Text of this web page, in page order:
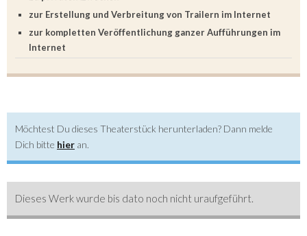
zur Erstellung und Verbreitung von Trailern im Internet
zur kompletten Veröffentlichung ganzer Aufführungen im
Internet
Möchtest Du dieses Theaterstück herunterladen? Dann melde
Dich bitte hier an.
Dieses Werk wurde bis dato noch nicht uraufgeführt.